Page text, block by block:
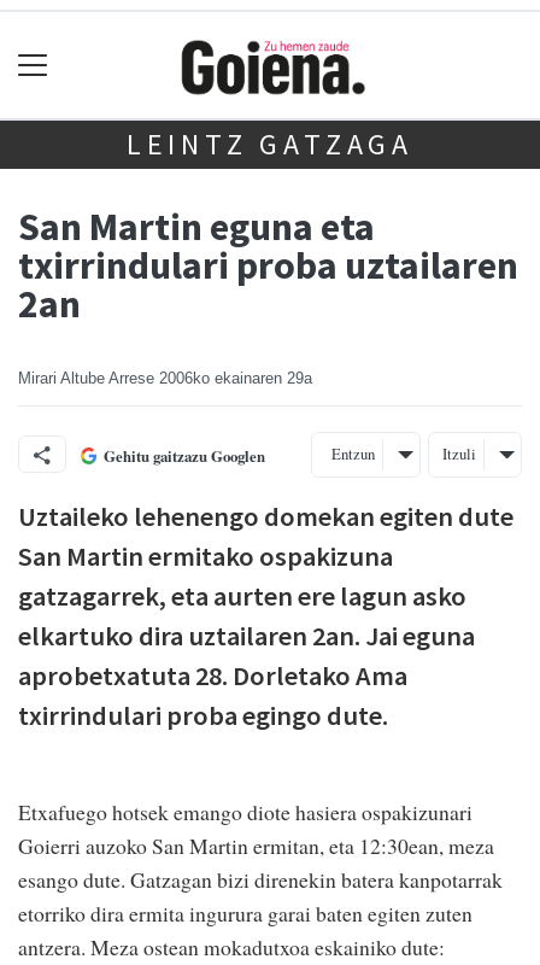
LEINTZ GATZAGA
San Martin eguna eta
txirrindulari proba uztailaren
2an
Mirari Altube Arrese 2006ko ekainaren 29a
Gehitu gaitzazu Googlen Entzun Itzuli
Uztaileko lehenengo domekan egiten dute
San Martin ermitako ospakizuna
gatzagarrek, eta aurten ere lagun asko
elkartuko dira uztailaren 2an. Jai eguna
aprobetxatuta 28. Dorletako Ama
txirrindulari proba egingo dute.
Etxafuego hotsek emango diote hasiera ospakizunari
Goierri auzoko San Martin ermitan, eta 12:30ean, meza
esango dute. Gatzagan bizi direnekin batera kanpotarrak
etorriko dira ermita ingurura garai baten egiten zuten
antzera. Meza ostean mokadutxoa eskainiko dute: